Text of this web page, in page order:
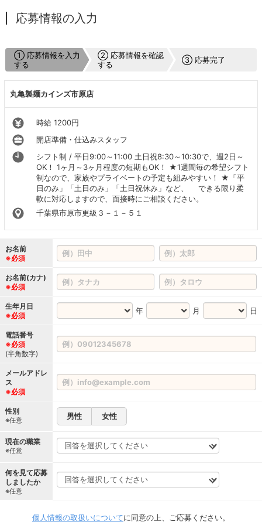
応募情報の入力
① 応募情報を入力
する
② 応募情報を確認
する
③ 応募完了
丸亀製麺カインズ市原店
時給 1200円
開店準備・仕込みスタッフ
シフト制 / 平日9:00～11:00 土日祝8:30～10:30で、週2日～
OK！ 1ヶ月～3ヶ月程度の短期もOK！ ★1週間毎の希望シフト
制なので、家族やプライベートの予定も組みやすい！ ★「平
日のみ」「土日のみ」「土日祝休み」など、 できる限り柔
軟に対応しますので、面接時にご相談ください。
千葉県市原市更級３－１－５１
お名前
※必須
お名前(カナ)
※必須
生年月日
※必須
年 月 日
電話番号
※必須
(半角数字)
メールアドレ
ス
※必須
性別
※任意 男性 女性
現在の職業
※任意
何を見て応募
しましたか
※任意
個人情報の取扱いについてに同意の上、ご応募ください。